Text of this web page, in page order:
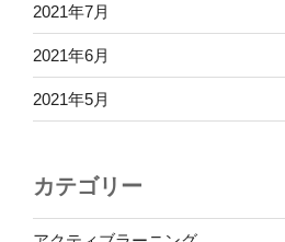
2021年7月
2021年6月
2021年5月
カテゴリー